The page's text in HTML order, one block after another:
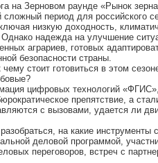
на Зерновом раунде «Рынок
сложный период для российского
низкую доходность,
надежда на улучшение
аграриев, готовых
безопасности страны.
стоит готовиться в этом
цифровых технологий
препятствие, а
с вызовами, удается ли
на какие инструменты
деловой программой,
переговоров, встреч с